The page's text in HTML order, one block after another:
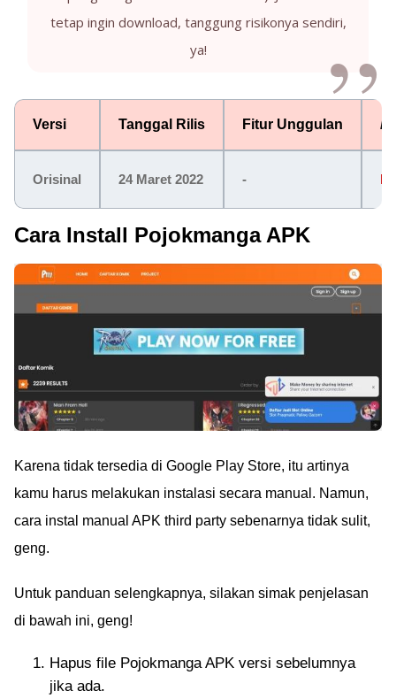
tetap ingin download, tanggung risikonya sendiri,
ya!
Versi Tanggal Rilis Fitur Unggulan
Orisinal 24 Maret 2022 -
Cara Install Pojokmanga APK
Karena tidak tersedia di Google Play Store, itu artinya
kamu harus melakukan instalasi secara manual. Namun,
cara instal manual APK third party sebenarnya tidak sulit,
geng.
Untuk panduan selengkapnya, silakan simak penjelasan
di bawah ini, geng!
Hapus file Pojokmanga APK versi sebelumnya
jika ada.